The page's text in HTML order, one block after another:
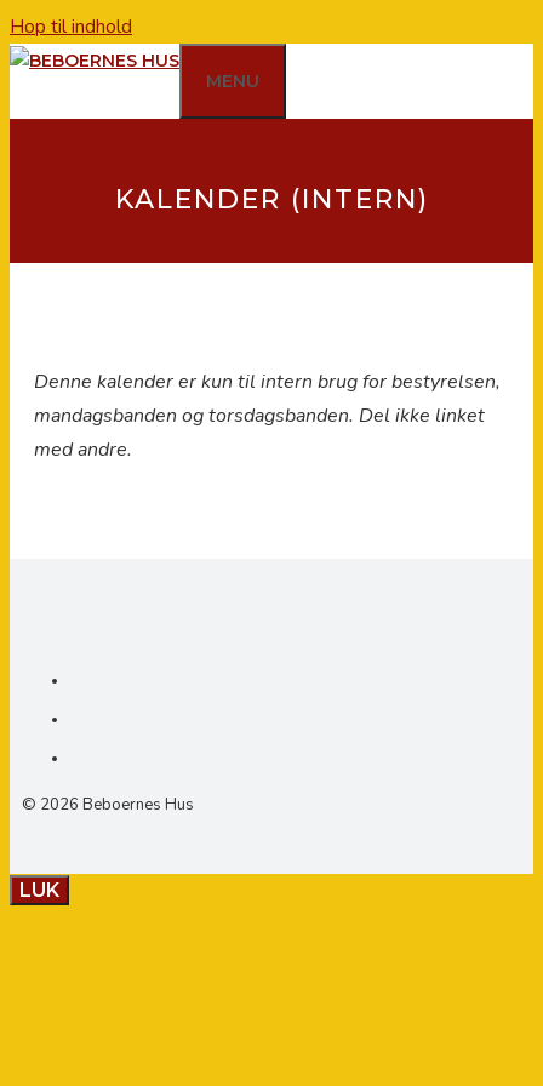
Hop til indhold
MENU
KALENDER (INTERN)
Denne kalender er kun til intern brug for bestyrelsen,
mandagsbanden og torsdagsbanden. Del ikke linket
med andre.
© 2026 Beboernes Hus
LUK